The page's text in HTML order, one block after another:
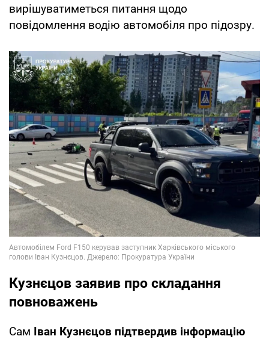
вирішуватиметься питання щодо
повідомлення водію автомобіля про підозру.
Кузнєцов заявив про складання
повноважень
Сам Іван Кузнєцов підтвердив інформацію